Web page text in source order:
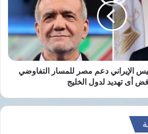
نسخ الرابط
الإيراني دعم مصر للمسار التفاوضي
أى تهديد لدول الخليج